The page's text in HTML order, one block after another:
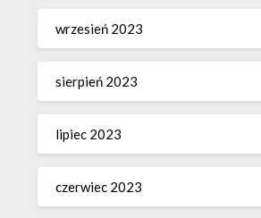
wrzesień 2023
sierpień 2023
lipiec 2023
czerwiec 2023